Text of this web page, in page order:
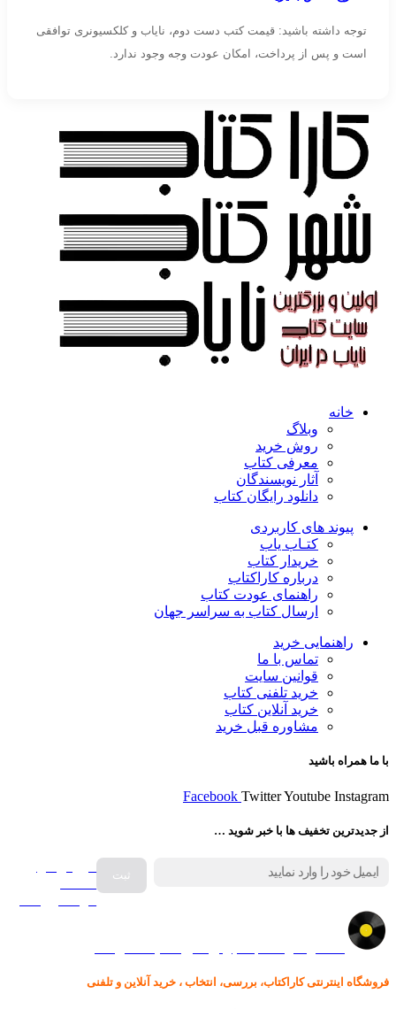
توجه داشته باشید: قیمت کتب دست دوم، نایاب و کلکسیونری توافقی
است و پس از پرداخت، امکان عودت وجه وجود ندارد.
خانه
وبلاگ
روش خرید
معرفی کتاب
آثار نویسندگان
دانلود رایگان کتاب
پیوند های کاربردی
کتـاب یاب
خریدار کتاب
درباره کاراکتاب
راهنمای عودت کتاب
ارسال کتاب به سراسر جهان
راهنمایی خرید
تماس با ما
قوانین سایت
خرید تلفنی کتاب
خرید آنلاین کتاب
مشاوره قبل خرید
با ما همراه باشید
Facebook TwitterYoutube Instagram
از جدیدترین تخفیف ها با خبر شوید …
فروش انواع
فروشگاه اینترنتی کاراکتاب، بررسی، انتخاب ، خرید آنلاین و تلفنی